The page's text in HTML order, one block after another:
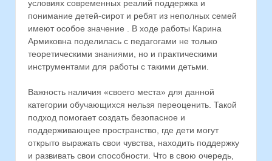
условиях современных реалий поддержка и
понимание детей-сирот и ребят из неполных семей
имеют особое значение . В ходе работы Карина
Армиковна поделилась с педагогами не только
теоретическими знаниями, но и практическими
инструментами для работы с такими детьми.
Важность наличия «своего места» для данной
категории обучающихся нельзя переоценить. Такой
подход помогает создать безопасное и
поддерживающее пространство, где дети могут
открыто выражать свои чувства, находить поддержку
и развивать свои способности. Что в свою очередь,